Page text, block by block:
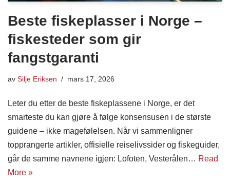
Beste fiskeplasser i Norge –
fiskesteder som gir
fangstgaranti
av Silje Eriksen mars 17, 2026
Leter du etter de beste fiskeplassene i Norge, er det
smarteste du kan gjøre å følge konsensusen i de største
guidene – ikke magefølelsen. Når vi sammenligner
topprangerte artikler, offisielle reiselivssider og fiskeguider,
går de samme navnene igjen: Lofoten, Vesterålen… Read
More »